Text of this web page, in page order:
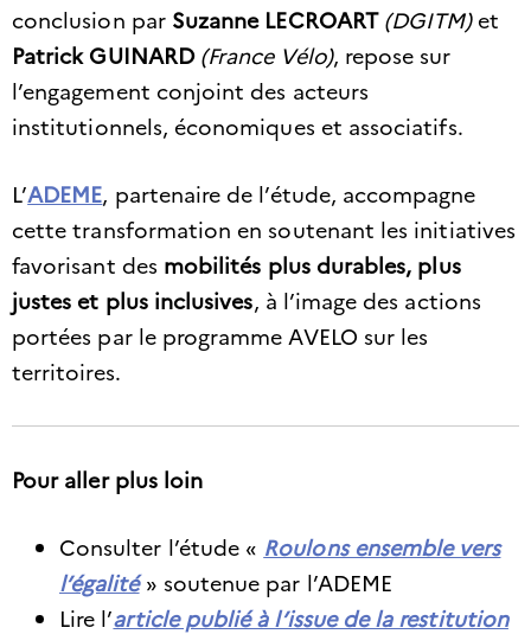
conclusion par Suzanne LECROART (DGITM)et
Patrick GUINARD(France Vélo), repose sur
l’engagement conjoint des acteurs
institutionnels, économiques et associatifs.
L’ADEME, partenaire de l’étude, accompagne
cette transformation en soutenant les initiatives
favorisant des mobilités plus durables, plus
justes et plus inclusives, à l’image des actions
portées par le programme AVELO sur les
territoires.
Pour aller plus loin
Consulter l’étude « Roulons ensemble vers
l’égalité» soutenue par l’ADEME
Lire l’article publié à l’issue de la restitution